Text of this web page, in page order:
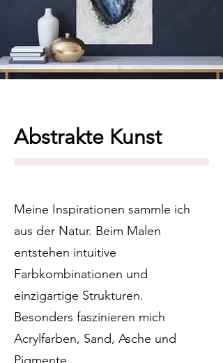
Abstrakte Kunst
Meine Inspirationen sammle ich
aus der Natur. Beim Malen
entstehen intuitive
Farbkombinationen und
einzigartige Strukturen.
Besonders faszinieren mich
Acrylfarben, Sand, Asche und